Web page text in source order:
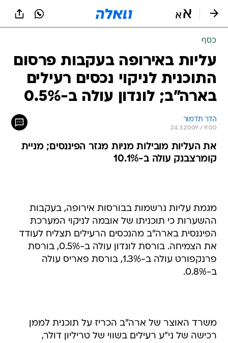
כסף
עליות באירופה בעקבות פרסום
התוכנית לניקוי נכסים רעילים
בארה"ב; לונדון עולה ב-0.5%
הדר תדמור
24.3.2009 / 9:00
את העליות מובילות מניות מגזר הפיננסים; מניית
קומרצבנק עולה ב-10.1%
מגמת עליות נרשמות בבורסות אירופה, בעקבות
ההשערות כי תוכניתו של אובמה לניקוי המערכת
הפיננסית בארה"ב מהנכסים הרעילים תצליח לעודד
את הצמיחה. בורסת לונדון עולה ב-0.5%, בורסת
פרנקפורט עולה ב-1.3%, בורסת פאריס עולה
ב-0.8%.
משרד האוצר של ארה"ב הכריז על תוכנית לממן
רכישה של ני"ע רעילים בשווי של טריליון דולר,